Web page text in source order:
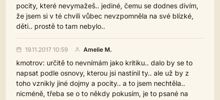
pocity, které nevymažeš.. jediné, čemu se dodnes divím,
že jsem si v té chvíli vůbec nevzpomněla na své blízké,
děti.. prostě to tam nebylo..
19.11.2017 10:59 Amelie M.
kmotrov: určitě to nevnímám jako kritiku.. dalo by se to
napsat podle osnovy, kterou jsi nastínil ty.. ale už by z
toho vznikly jiné dojmy a pocity.. a to jsem nechtěla..
nicméně, třeba se o to někdy pokusím, je to psané na